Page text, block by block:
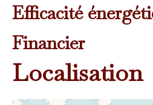
Efficacité
Financier
Localisation